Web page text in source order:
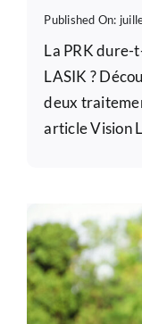
Published On:
La PRK dure-
LASIK ?
deux
article Vision